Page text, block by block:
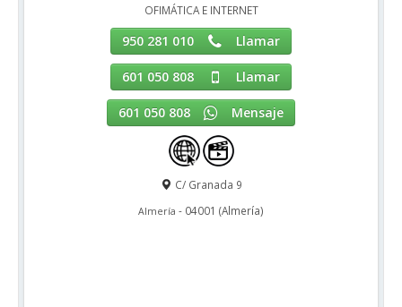
OFIMÁTICA E INTERNET
950 281 010 Llamar
601 050 808 Llamar
601 050 808 Mensaje
C/ Granada 9
Almería - 04001 (Almería)